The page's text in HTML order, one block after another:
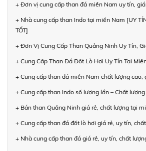
+ Đơn vị cung cấp than đá miền Nam uy tín,
+ Nhà cung cấp than Indo tại miền Nam [UY
TỐT]
+ Đơn Vị Cung Cấp Than Quảng Ninh Uy Tín,
+ Cung Cấp Than Đá Đốt Lò Hơi Uy Tín Tại
+ Cung cấp than đá miền Nam chất lượng cao,
+ Cung cấp than Indo số lượng lớn – Chất
+ Bán than Quảng Ninh giá rẻ, chất lượng tại
+ Cung cấp than đá đốt lò hơi giá rẻ, uy tín,
+ Nhà cung cấp than đá giá rẻ, uy tín, chất